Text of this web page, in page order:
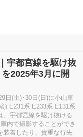
宇都宮線を駆け抜
2025年3月に開
日(土)･30日(日)に小山車
E231系 E233系 E131系
、宇都宮線を駆け抜ける
内で撮影することができ
装着したり、貴重な行先